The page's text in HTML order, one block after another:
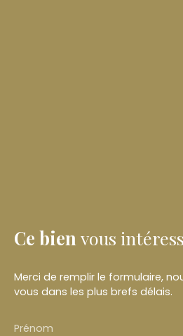
Ce bien vous
Merci de remplir le formulaire,
vous dans les plus brefs délais.
Prénom